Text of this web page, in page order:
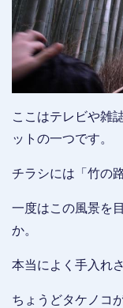
ここはテレビや雑
ットの一つです。
チラシには「竹の
一度はこの風景を
か。
本当によく手入れ
ちょうどタケノコ